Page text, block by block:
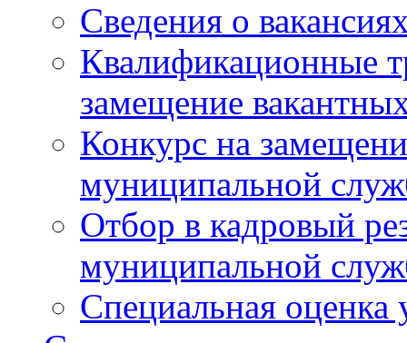
Сведения о
Квалификационные
замещение
Конкурс на
муниципальной
Отбор в кадровый
муниципальной
Специальная оценка